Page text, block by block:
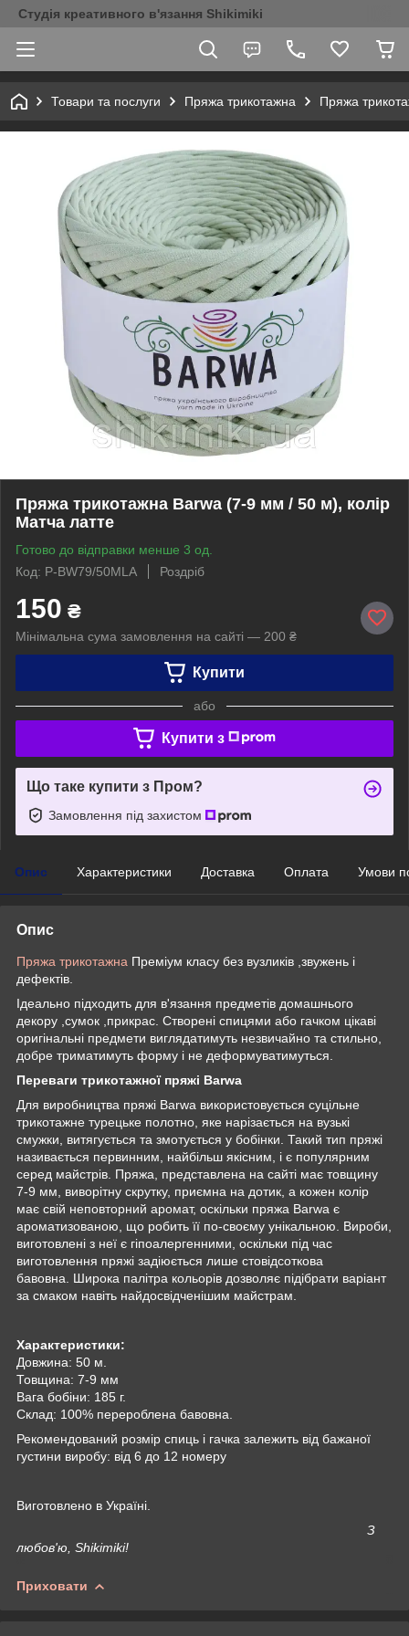
Студія креативного в'язання Shikimiki
Товари та послуги Пряжа трикотажна Пряжа
Пряжа трикотажна Barwa (7-9 мм / 50 м), колір
Матча латте
Готово до відправки менше 3 од.
Код: P-BW79/50MLA
Роздріб
150 ₴
Мінімальна сума замовлення на сайті — 200 ₴
Купити
або
Купити з
Що таке купити з Пром?
Замовлення під захистом
Опис Характеристики Доставка Оплата Умови
Опис
Пряжа трикотажна Преміум класу без вузликів ,звужень і
дефектів.
Ідеально підходить для в'язання предметів домашнього
декору ,сумок ,прикрас. Створені спицями або гачком цікаві
оригінальні предмети виглядатимуть незвичайно та стильно,
добре триматимуть форму і не деформуватимуться.
Переваги трикотажної пряжі Barwa
Для виробництва пряжі Barwa використовується суцільне
трикотажне турецьке полотно, яке нарізається на вузькі
смужки, витягується та змотується у бобінки. Такий тип пряжі
називається первинним, найбільш якісним, і є популярним
серед майстрів. Пряжа, представлена на сайті має товщину
7-9 мм, виворітну скрутку, приємна на дотик, а кожен колір
має свій неповторний аромат, оскільки пряжа Barwa є
ароматизованою, що робить її по-своєму унікальною. Вироби,
виготовлені з неї є гіпоалергенними, оскільки під час
виготовлення пряжі задіюється лише стовідсоткова
бавовна. Широка палітра кольорів дозволяє підібрати варіант
за смаком навіть найдосвідченішим майстрам.
Характеристики:
Довжина: 50 м.
Товщина: 7-9 мм
Вага бобіни: 185 г.
Склад: 100% перероблена бавовна.
Рекомендований розмір спиць і гачка залежить від бажаної
густини виробу: від 6 до 12 номеру
Виготовлено в Україні.
З
любов'ю, Shikimiki!
Приховати